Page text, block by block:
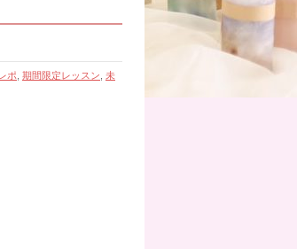
ポ 期間限定レッスン 未